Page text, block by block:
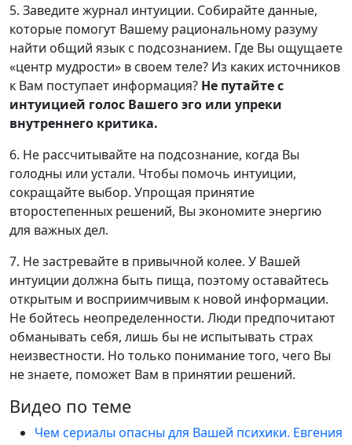
5. Заведите журнал интуиции. Собирайте данные,
которые помогут Вашему рациональному разуму
найти общий язык с подсознанием. Где Вы ощущаете
«центр мудрости» в своем теле? Из каких источников
к Вам поступает информация? Не путайте с
интуицией голос Вашего эго или упреки
внутреннего критика.
6. Не рассчитывайте на подсознание, когда Вы
голодны или устали. Чтобы помочь интуиции,
сокращайте выбор. Упрощая принятие
второстепенных решений, Вы экономите энергию
для важных дел.
7. Не застревайте в привычной колее. У Вашей
интуиции должна быть пища, поэтому оставайтесь
открытым и восприимчивым к новой информации.
Не бойтесь неопределенности. Люди предпочитают
обманывать себя, лишь бы не испытывать страх
неизвестности. Но только понимание того, чего Вы
не знаете, поможет Вам в принятии решений.
Видео по теме
Чем сериалы опасны для Вашей психики. Евгения